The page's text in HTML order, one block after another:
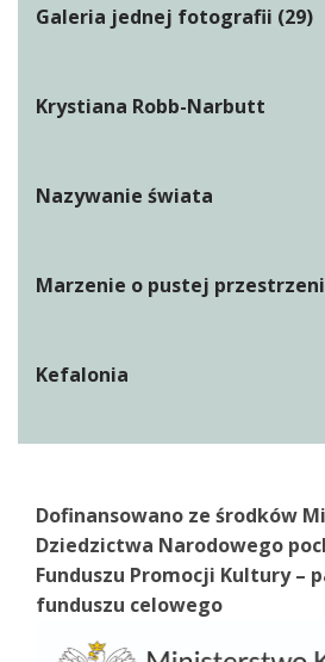
Galeria jednej fotografii (29)
Krystiana Robb-Narbutt
Nazywanie świata
Marzenie o pustej przestrzeni
Kefalonia
Dofinansowano ze środków
Dziedzictwa Narodowego
Funduszu Promocji Kultury –
funduszu celowego